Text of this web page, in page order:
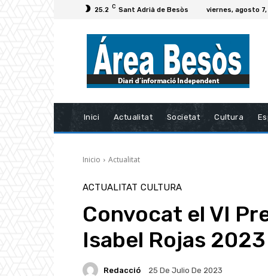
25.2 C Sant Adrià de Besòs viernes, agosto
Inici Actualitat Societat Cultura
Inicio Actualitat
ACTUALITAT CULTURA
Convocat el VI
Isabel Rojas 2023
Redacció 25 De Julio De 2023